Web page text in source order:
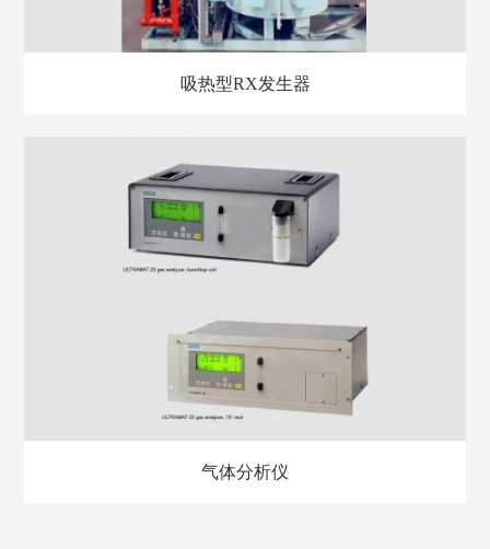
吸热型RX发生器
气体分析仪